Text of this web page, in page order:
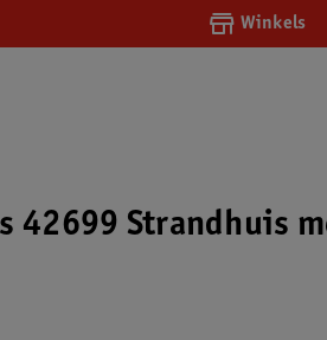
Winkels
42699 Strandhuis